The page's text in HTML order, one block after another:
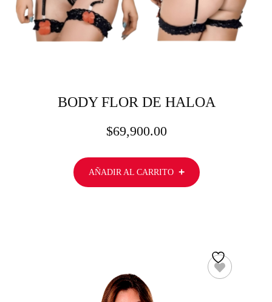
BODY FLOR DE HALOA
$69,900.00
AÑADIR AL CARRITO